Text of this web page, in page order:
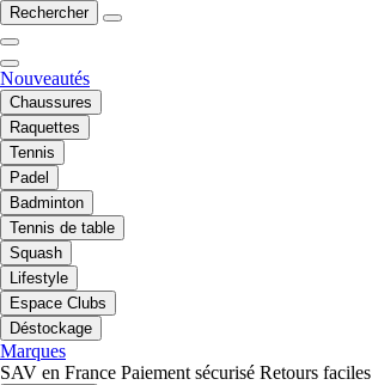
Rechercher
Nouveautés
Chaussures
Raquettes
Tennis
Padel
Badminton
Tennis de table
Squash
Lifestyle
Espace Clubs
Déstockage
Marques
SAV en France Paiement sécurisé Retours faciles